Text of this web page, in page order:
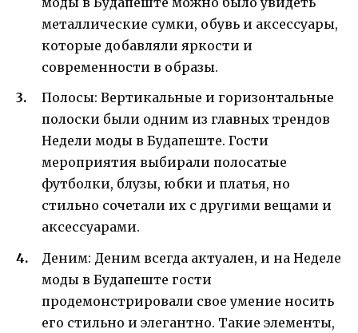
металлические сумки, обувь и аксессуары,
которые добавляли яркости и
современности в образы.
Полосы: Вертикальные и горизонтальные
полоски были одним из главных трендов
Недели моды в Будапеште. Гости
мероприятия выбирали полосатые
футболки, блузы, юбки и платья, но
стильно сочетали их с другими вещами и
аксессуарами.
Деним: Деним всегда актуален, и на Неделе
моды в Будапеште гости
продемонстрировали свое умение носить
его стильно и элегантно. Такие элементы,